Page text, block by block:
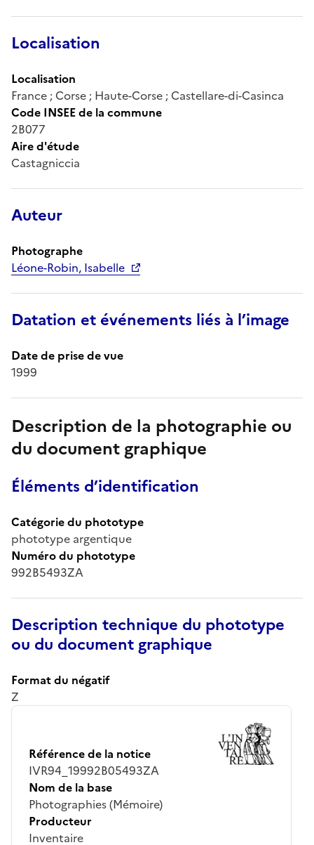
Localisation
Localisation
France ; Corse ; Haute-Corse ; Castellare-di-Casinca
Code INSEE de la commune
2B077
Aire d'étude
Castagniccia
Auteur
Photographe
Léone-Robin, Isabelle
Datation et événements liés à l’image
Date de prise de vue
1999
Description de la photographie ou
du document graphique
Éléments d’identification
Catégorie du phototype
phototype argentique
Numéro du phototype
992B5493ZA
Description technique du phototype
ou du document graphique
Format du négatif
Z
Référence de la notice
IVR94_19992B05493ZA
Nom de la base
Photographies (Mémoire)
Producteur
Inventaire